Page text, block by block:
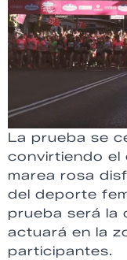
La prueba se
convirtiendo el
marea rosa
del deporte
prueba será la
actuará en la
participantes.